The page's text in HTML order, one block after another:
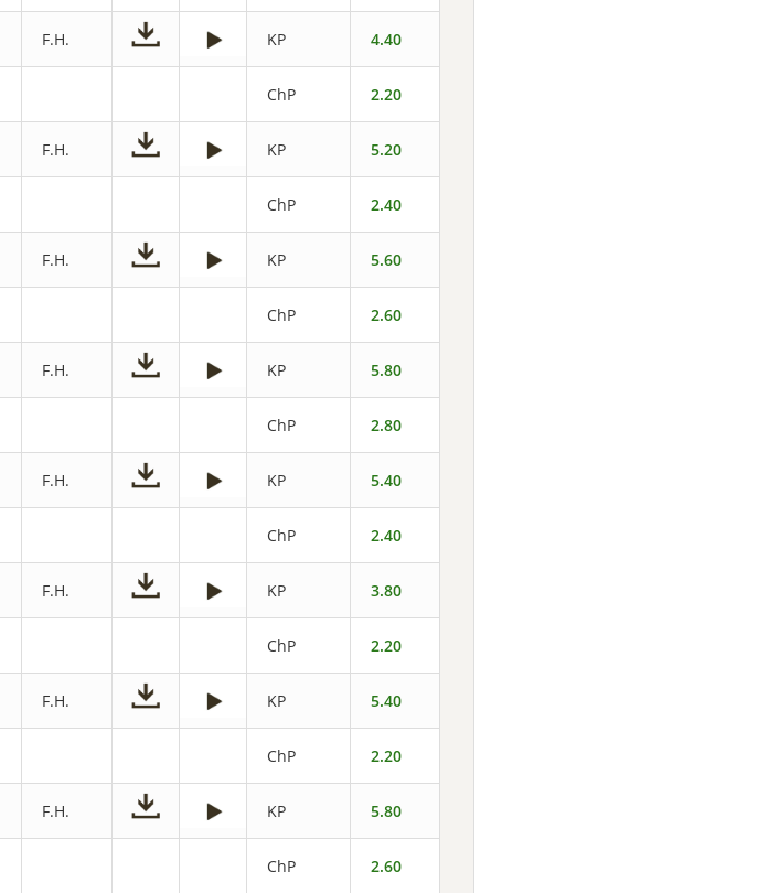
F.H. KP 4.40
ChP 2.20
F.H. KP 5.20
ChP 2.40
F.H. KP 5.60
ChP 2.60
F.H. KP 5.80
ChP 2.80
F.H. KP 5.40
ChP 2.40
F.H. KP 3.80
ChP 2.20
F.H. KP 5.40
ChP 2.20
F.H. KP 5.80
ChP 2.60